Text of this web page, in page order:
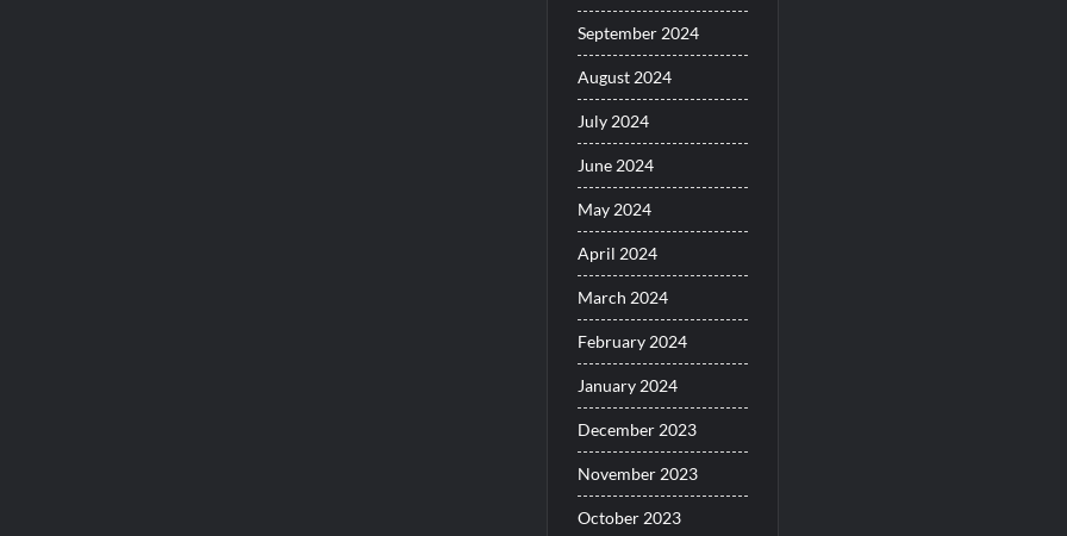
September 2024
August 2024
July 2024
June 2024
May 2024
April 2024
March 2024
February 2024
January 2024
December 2023
November 2023
October 2023